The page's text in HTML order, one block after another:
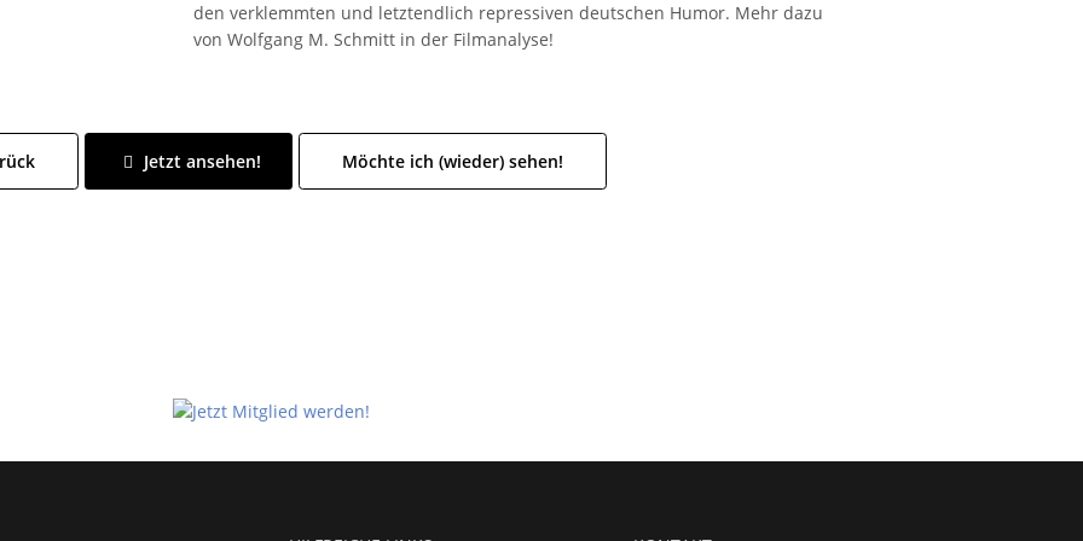
den verklemmten und letztendlich repressiven deutschen Humor. Mehr dazu
von Wolfgang M. Schmitt in der Filmanalyse!
Jetzt ansehen! Möchte ich (wieder) sehen!